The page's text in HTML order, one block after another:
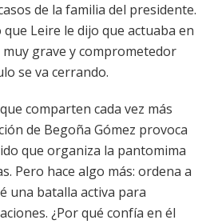
de la familia del presidente.
Leire le dijo que actuaba en
muy grave y comprometedor
se va cerrando.
comparten cada vez más
de Begoña Gómez provoca
que organiza la pantomima
Pero hace algo más: ordena a
una batalla activa para
¿Por qué confía en él